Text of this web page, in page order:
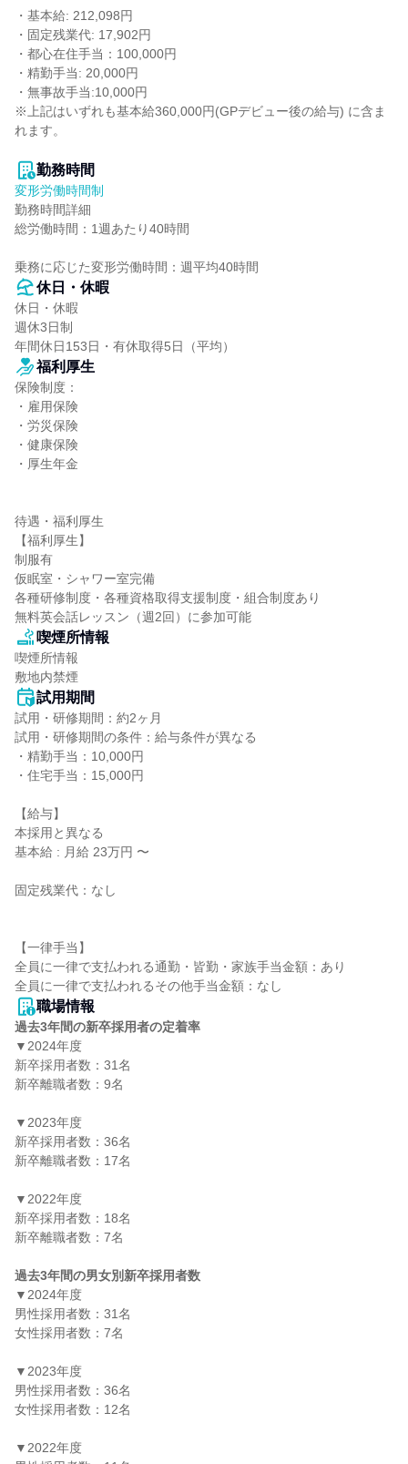
・基本給: 212,098円
・固定残業代: 17,902円
・都心在住手当：100,000円
・精勤手当: 20,000円
・無事故手当:10,000円
※上記はいずれも基本給360,000円(GPデビュー後の給与) に含ま
れます。
勤務時間
変形労働時間制
勤務時間詳細
総労働時間：1週あたり40時間
乗務に応じた変形労働時間：週平均40時間
休日・休暇
休日・休暇
週休3日制
年間休日153日・有休取得5日（平均）
福利厚生
保険制度：
・雇用保険
・労災保険
・健康保険
・厚生年金
待遇・福利厚生
【福利厚生】
制服有
仮眠室・シャワー室完備
各種研修制度・各種資格取得支援制度・組合制度あり
無料英会話レッスン（週2回）に参加可能
喫煙所情報
喫煙所情報
敷地内禁煙
試用期間
試用・研修期間：約2ヶ月
試用・研修期間の条件：給与条件が異なる
・精勤手当：10,000円
・住宅手当：15,000円
【給与】
本採用と異なる
基本給 : 月給 23万円 〜
固定残業代：なし
【一律手当】
全員に一律で支払われる通勤・皆勤・家族手当金額：あり
職場情報
過去3年間の新卒採用者の定着率
▼2024年度
新卒採用者数：31名
新卒離職者数：9名
▼2023年度
新卒採用者数：36名
新卒離職者数：17名
▼2022年度
新卒採用者数：18名
新卒離職者数：7名
過去3年間の男女別新卒採用者数
▼2024年度
男性採用者数：31名
女性採用者数：7名
▼2023年度
男性採用者数：36名
女性採用者数：12名
▼2022年度